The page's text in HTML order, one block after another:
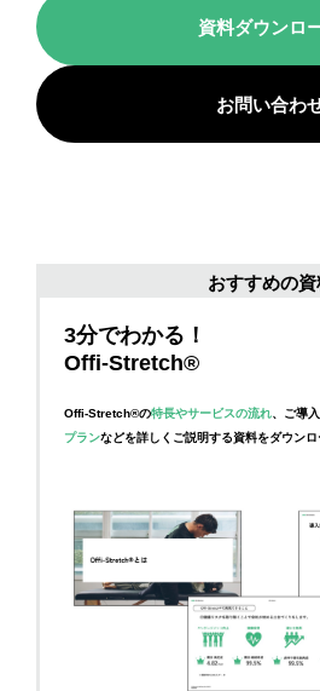
資料ダウンロ
お問い合わ
おすすめの資
3分でわかる！
Offi-Stretch®
Offi-Stretch®の特長やサービスの流れ、ご導
プランなどを詳しくご説明する資料をダウンロ